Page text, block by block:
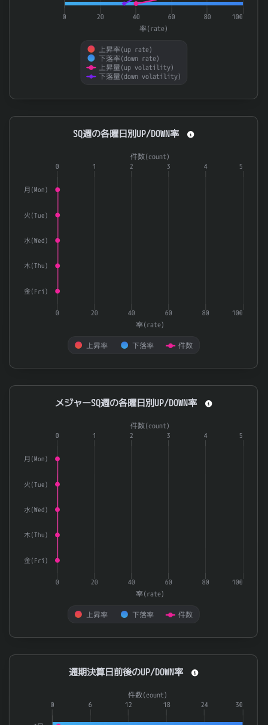
率(rate)
上昇率(up rate)
下落率(down rate)
上昇量(up volatility)
下落量(down volatility)
0 20 40 60 80 100
End of interactive chart.
SQ週の各曜日別UP/DOWN率
Combination chart with 3 data series.
The chart has 1 X axis displaying categories.
率(rate)
件数(count)
上昇率 下落率 件数
月(Mon)
火(Tue)
水(Wed)
木(Thu)
金(Fri)
0 20 40 60 80 100
0 1 2 3 4 5
SQ週の各曜日別UP/DOWN率
End of interactive chart.
メジャーSQ週の各曜日別UP/DOWN率
Combination chart with 3 data series.
The chart has 1 X axis displaying categories.
率(rate)
件数(count)
上昇率 下落率 件数
月(Mon)
火(Tue)
水(Wed)
木(Thu)
金(Fri)
0 20 40 60 80 100
0 1 2 3 4 5
メジャーSQ週の各曜日別UP/DOWN率
End of interactive chart.
通期決算日前後のUP/DOWN率
Combination chart with 3 data series.
The chart has 1 X axis displaying categories.
The chart has 2 Y axes displaying 率(rate) and 件数(count).
件数(count)
0 30
6 12 18 24
通期決算日前後のUP/DOWN率